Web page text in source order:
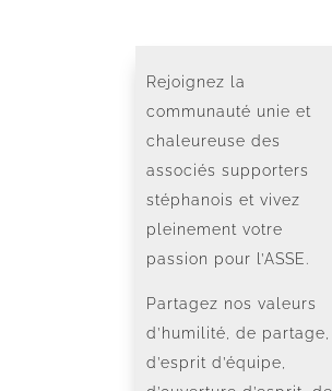
Rejoignez la
communauté unie et
chaleureuse des
associés supporters
stéphanois et vivez
pleinement votre
passion pour l’ASSE.
Partagez nos valeurs
d’humilité, de partage,
d’esprit d’équipe,